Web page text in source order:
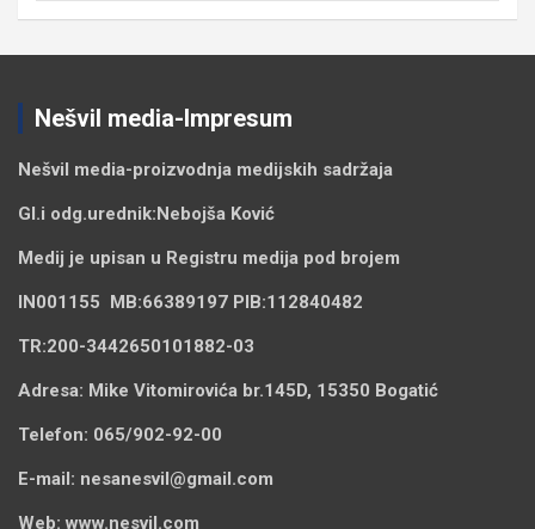
Nešvil media-Impresum
Nešvil media-proizvodnja medijskih sadržaja
Gl.i odg.urednik:Nebojša Ković
Medij je upisan u Registru medija pod brojem
IN001155 MB:66389197 PIB:112840482
TR:200-3442650101882-03
Adresa: Mike Vitomirovića br.145D, 15350 Bogatić
Telefon: 065/902-92-00
E-mail: nesanesvil@gmail.com
Web: www.nesvil.com